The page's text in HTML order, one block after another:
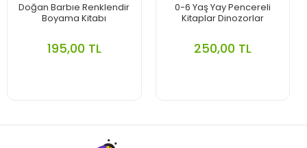
Doğan Barbıe Renklendir
Boyama Kitabı
195,00 TL
0-6 Yaş Yay Pencereli
Kitaplar Dinozorlar
250,00 TL